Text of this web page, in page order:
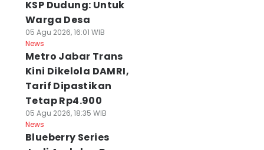
KSP Dudung: Untuk
Warga Desa
05 Agu 2026, 16:01 WIB
News
Metro Jabar Trans
Kini Dikelola DAMRI,
Tarif Dipastikan
Tetap Rp4.900
05 Agu 2026, 18:35 WIB
News
Blueberry Series